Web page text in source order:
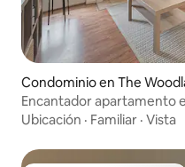
Condominio en The
Encantador apartamento
Ubicación · Familiar · Vista